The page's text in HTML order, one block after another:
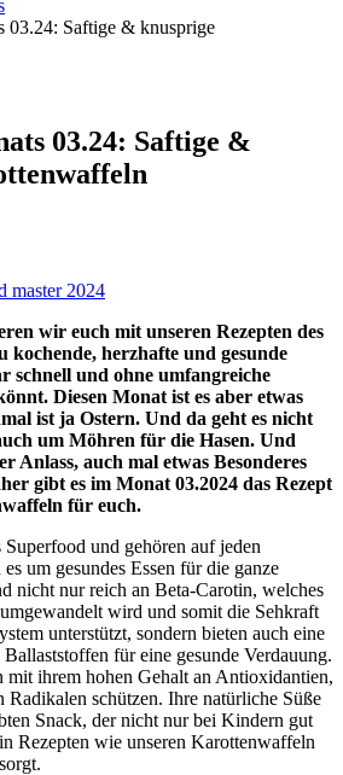
03.24: Saftige & knusprige
03.24: Saftige &
wir euch mit unseren Rezepten des
kochende, herzhafte und gesunde
schnell und ohne umfangreiche
Diesen Monat ist es aber etwas
ist ja Ostern. Und da geht es nicht
um Möhren für die Hasen. Und
Anlass, auch mal etwas Besonderes
gibt es im Monat 03.2024 das Rezept
für euch.
und gehören auf jeden
um gesundes Essen für die ganze
nicht nur reich an Beta-Carotin, welches
wird und somit die Sehkraft
unterstützt, sondern bieten auch eine
für eine gesunde Verdauung.
mit ihrem hohen Gehalt an Antioxidantien,
schützen. Ihre natürliche Süße
Snack, der nicht nur bei Kindern gut
Rezepten wie unseren Karottenwaffeln